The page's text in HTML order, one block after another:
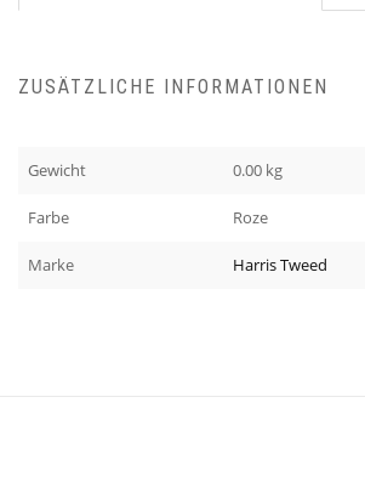
ZUSÄTZLICHE INFORMATIONEN
Gewicht 0.00 kg
Farbe Roze
Marke Harris Tweed